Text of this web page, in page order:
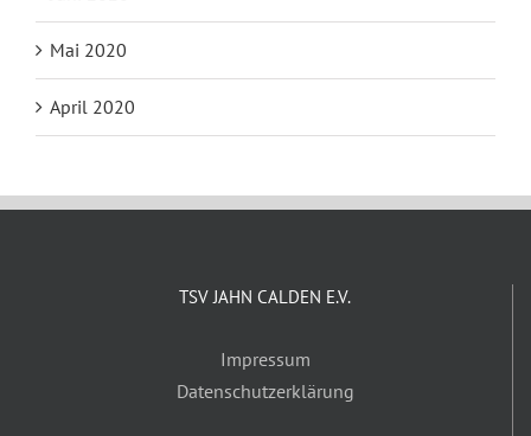
Mai 2020
April 2020
TSV JAHN CALDEN E.V.
Impressum
Datenschutzerklärung